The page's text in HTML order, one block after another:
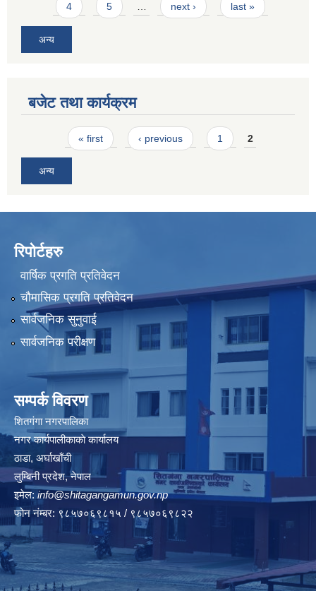
4 5 … next › last »
अन्य
बजेट तथा कार्यक्रम
Pages« first ‹ previous 1 2
अन्य
रिपोर्टहरु
वार्षिक प्रगति प्रतिवेदन
चौमासिक प्रगति प्रतिवेदन
सार्वजनिक सुनुवाई
सार्वजनिक परीक्षण
सम्पर्क विवरण
शितगंगा नगरपालिका
नगर कार्यपालीकाकाे कार्यालय
ठाडा, अर्घाखाँची
लुम्बिनी प्रदेश, नेपाल
इमेल: info@shitagangamun.gov.np
फोन नंम्बर: ९८५७०६९८१५ / ९८५७०६९८२२